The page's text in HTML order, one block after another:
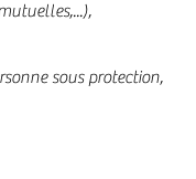
sous protection,